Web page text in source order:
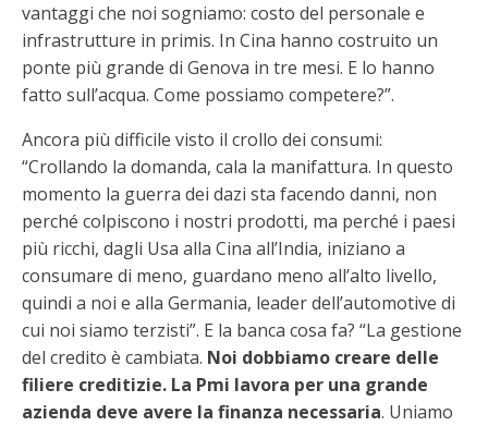
vantaggi che noi sogniamo: costo del personale e
infrastrutture in primis. In Cina hanno costruito un
ponte più grande di Genova in tre mesi. E lo hanno
fatto sull’acqua. Come possiamo competere?”.
Ancora più difficile visto il crollo dei consumi:
“Crollando la domanda, cala la manifattura. In questo
momento la guerra dei dazi sta facendo danni, non
perché colpiscono i nostri prodotti, ma perché i paesi
più ricchi, dagli Usa alla Cina all’India, iniziano a
consumare di meno, guardano meno all’alto livello,
quindi a noi e alla Germania, leader dell’automotive di
cui noi siamo terzisti”. E la banca cosa fa? “La gestione
del credito è cambiata. Noi dobbiamo creare delle
filiere creditizie. La Pmi lavora per una grande
azienda deve avere la finanza necessaria. Uniamo